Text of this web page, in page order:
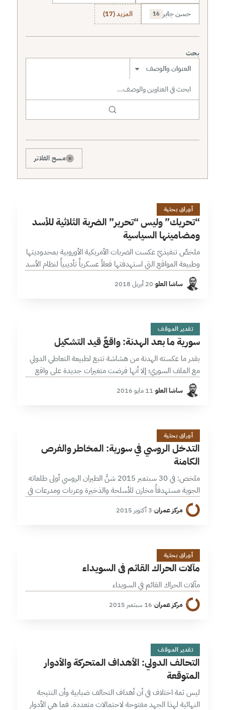
حسن جابر 16 المزيد (17)
بحث
نطاق البحث
× مسح الفلاتر
&
16 دقائق
أوراق بحثية
“تحريك” وليس “تحرير” الضربة الثلاثية للأسد
ومضامينها السياسية
ملخصٌ تنفيذيّ عكست الضربات الأمريكية الأوروبية بمحدوديتها
وطبيعة المواقع التي استهدفتها فعلاً عسكرياً تأديبياً لنظام الأسد
أكثر منه تدميرياً، إذ يبدو أن المضامين السياسية للضربة تجاوزت
نظام الأسد، والذي بدا…
ساشا العلو·20 أبريل 2018
س
12 دقائق
تقدير الموقف
سورية ما بعد الهدنة: واقعٌ قيد التشكيل
بقدر ما عكسته الهدنة من هشاشة تتبع لطبيعة التعاطي الدولي
مع الملف السوري؛ إلا أنها فرضت متغيرات جديدة على واقع
الصراع السوري. فالهدنة التي فشلت إلى حد ما في تثبيت…
ساشا العلو·11 مايو 2016
ا
17 دقائق
أوراق بحثية
التدخل الروسي في سورية: المخاطر والفرص
الكامنة
ملخص: في 30 سبتمبر 2015 شنَّ الطيران الروسي أولى طلعاته
الجوية مستهدفاً مخازن للأسلحة والذخيرة وعربات ومدرعات في
حمص وحماة وحلب؛ مستنداً إلى معلومات تم جمعها
وتحديدها من قبل غرفة…
مركز عمران·3 أكتوبر 2015
م1 دقائق
أوراق بحثية
مآلات الحراك القائم في السويداء
مآلات الحراك القائم في السويداء
مركز عمران·16 سبتمبر 2015
ا1 دقائق
تقدير الموقف
التحالف الدولي: الأهداف المتحركة والأدوار
المتوقعة
ليس ثمة اختلاف في أن أهداف التحالف ضبابية وأن النتيجة
النهائية لهذا الجهد مفتوحة لاحتمالات متعددة. فما هي الأدوار